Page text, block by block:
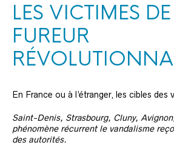
LES VICTIMES
FUREUR
En France ou à l’étranger, les cibles des
Saint-Denis, Strasbourg, Cluny,
phénomène récurrent le vandalisme
des autorités.